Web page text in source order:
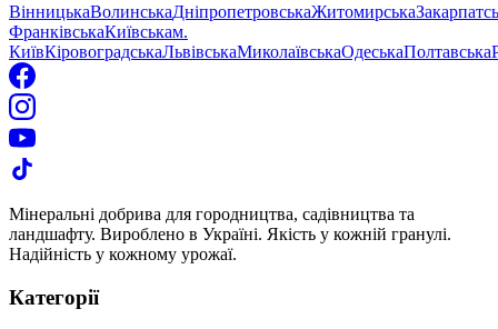
ВінницькаВолинськаДніпропетровськаЖитомирська
ФранківськаКиївськам.
КиївКіровоградськаЛьвівськаМиколаївськаОдеськаПолтавська
Мінеральні добрива для городництва, садівництва та
ландшафту. Вироблено в Україні. Якість у кожній гранулі.
Надійність у кожному урожаї.
Категорії